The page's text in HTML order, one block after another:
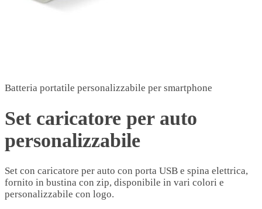
Batteria portatile personalizzabile per smartphone
Set caricatore per auto
personalizzabile
Set con caricatore per auto con porta USB e spina elettrica,
fornito in bustina con zip, disponibile in vari colori e
personalizzabile con logo.